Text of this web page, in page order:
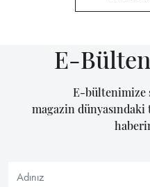
E-
E-bültenimize
magazin